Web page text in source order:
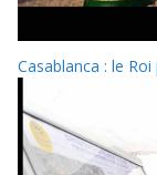
Casablanca : le